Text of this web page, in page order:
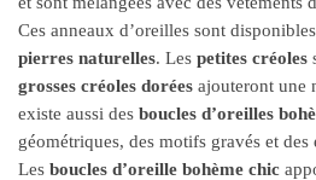
Ces anneaux d’oreilles sont
pierres naturelles. Les petites créoles
grosses créoles dorées ajouteront une
existe aussi des boucles d’oreilles
géométriques, des motifs gravés et des
Les boucles d’oreille bohème chic